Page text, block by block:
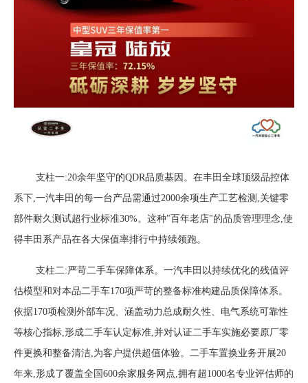
支柱一:20余年坚守的QDR品质基因。 在丰田全球顶级品控体
系下,一汽丰田的每一台产品需通过2000余项生产工艺检测,关键零
部件耐久测试超行业标准30%。这种"百年老店"的品质管理理念,使
得丰田系产品在各大保值率排行中持续领跑。
支柱二:严苛二手车保障体系。一汽丰田 以持续优化的残值评
估模型和对本品二手车170项严苛的整备标准构建品质保障体系。
依据170项检测 外部车况、 涵盖动力总成耐久性、电气系统可靠性
等核心指标,形成二手车认定标准,并对认证二手车实施必要原厂零
件更换和整备清洁,为客户提供超值体验。二手车置换业务开展20
年来,形成了覆盖全国600余家服务网点,拥有超1000名专业评估师的